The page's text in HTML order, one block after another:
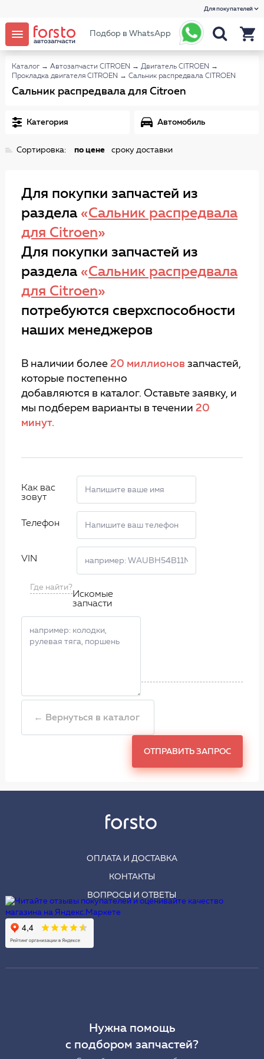
Для покупателей
Подбор в WhatsApp
Каталог → Автозапчасти CITROEN → Двигатель CITROEN →
Прокладка двигателя CITROEN → Сальник распредвала CITROEN
Сальник распредвала для Citroen
Категория Автомобиль
Сортировка: по цене сроку доставки
Для покупки запчастей из
раздела «Сальник распредвала
для Citroen»
Для покупки запчастей из
раздела «Сальник распредвала
для Citroen»
потребуются сверхспособности
наших менеджеров
В наличии более 20 миллионов запчастей,
которые постепенно
добавляются в каталог. Оставьте заявку, и
мы подберем варианты в течении 20
минут.
Как вас
зовут
Телефон
VIN
Где найти?
Искомые
запчасти
← Вернуться в каталог
ОТПРАВИТЬ ЗАПРОС
ОПЛАТА И ДОСТАВКА
КОНТАКТЫ
ВОПРОСЫ И ОТВЕТЫ
Нужна помощь
с подбором запчастей?